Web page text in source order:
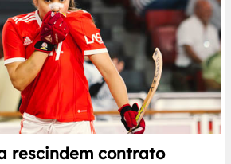
rescindem contrato